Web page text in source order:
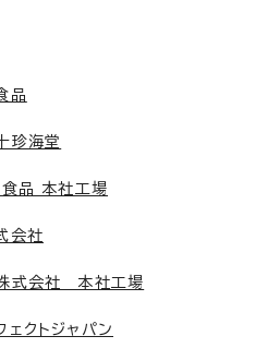
品
海堂
品 本社工場
会社
式会社 本社工場
クトジャパン